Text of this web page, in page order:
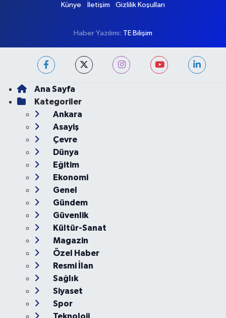
Künye İletişim Gizlilik Koşulları
Haber Yazılımı: TE Bilişim
Ana Sayfa
Kategoriler
Ankara
Asayiş
Çevre
Dünya
Eğitim
Ekonomi
Genel
Gündem
Güvenlik
Kültür-Sanat
Magazin
Özel Haber
Resmi İlan
Sağlık
Siyaset
Spor